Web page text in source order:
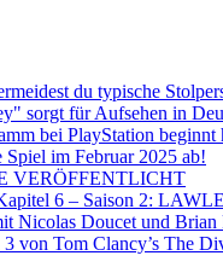
du typische
sorgt für Aufsehen in
bei PlayStation beginnt
Spiel im Februar 2025 ab!
VERÖFFENTLICHT
6 – Saison 2:
Nicolas Doucet und Brian
3 von Tom Clancy’s The